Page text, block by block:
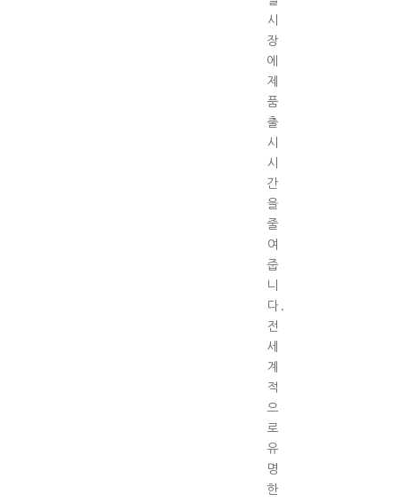
시
장
에
제
품
출
시
시
간
을
줄
여
줍
니
다.
전
세
계
적
으
로
유
명
한